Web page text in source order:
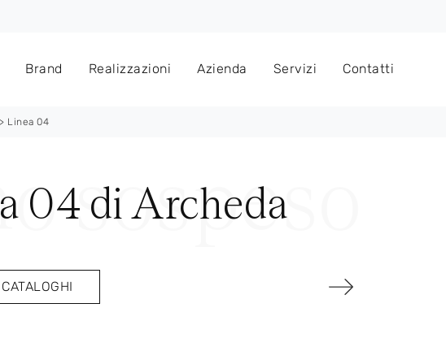
Brand Realizzazioni Azienda Servizi Contatti
> Linea 04
04 di Archeda